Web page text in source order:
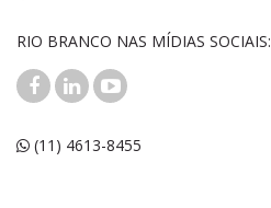
RIO BRANCO NAS MÍDIAS SOCIAIS:
(11) 4613-8455